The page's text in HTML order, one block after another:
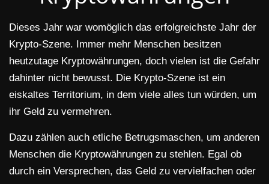
Dieses Jahr war womöglich das erfolgreichste Jahr der
Krypto-Szene. Immer mehr Menschen besitzen
heutzutage Kryptowährungen, doch vielen ist die Gefahr
dahinter nicht bewusst. Die Krypto-Szene ist ein
eiskaltes Territorium, in dem viele alles tun würden, um
ihr Geld zu vermehren.
Dazu zählen auch etliche Betrugsmaschen, um anderen
Menschen die Kryptowährungen zu stehlen. Egal ob
durch ein Versprechen, das Geld zu vervielfachen oder